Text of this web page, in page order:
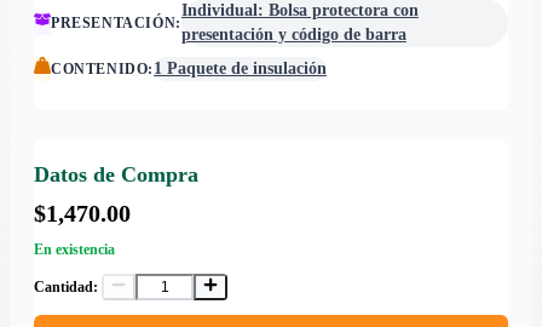
PRESENTACIÓN:
Individual: Bolsa protectora con
presentación y código de barra
CONTENIDO: 1 Paquete de insulación
Datos de Compra
$1,470.00
En existencia
Cantidad: